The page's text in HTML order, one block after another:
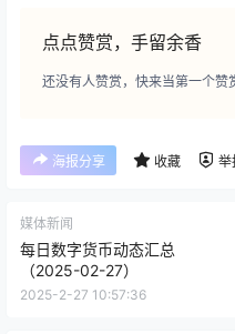
点点赞赏，手留余香
还没有人赞赏，快来当第一个赞
海报分享 收藏 举
媒体新闻
每日数字货币动态汇总
（2025-02-27）
2025-2-27 10:57:36